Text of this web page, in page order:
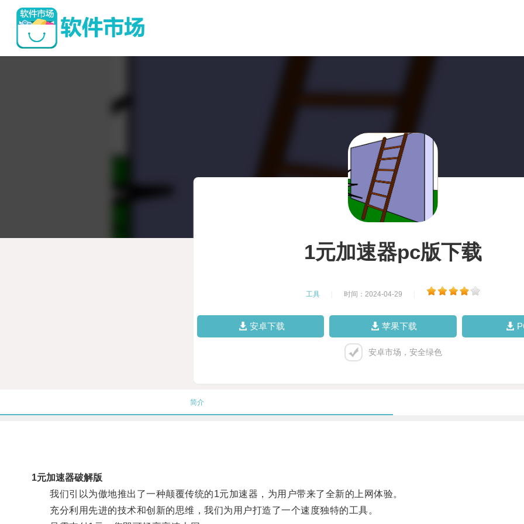
1元加速器pc版下载
工具 时间：2024-04-29
安卓下载 苹果下载
安卓市场，安全绿色
简介
1元加速器破解版
我们引以为傲地推出了一种颠覆传统的1元加速器，为用户带来了全新的上网体验。
充分利用先进的技术和创新的思维，我们为用户打造了一个速度独特的工具。